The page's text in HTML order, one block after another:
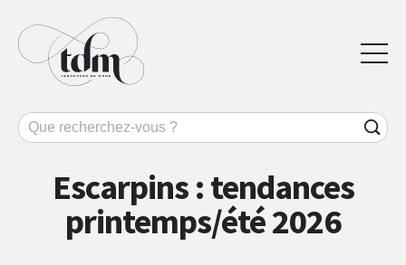
Escarpins : tendances
printemps/été 2026